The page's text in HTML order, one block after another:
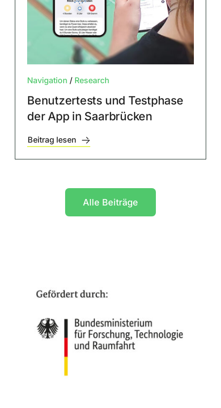
Navigation / Research
Benutzertests und Testphase
der App in Saarbrücken
Beitrag lesen
Alle Beiträge